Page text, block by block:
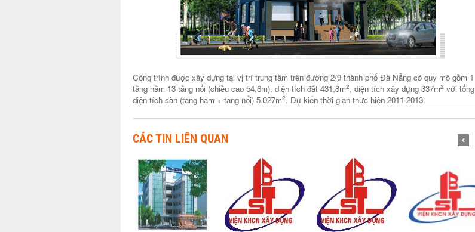
Công trình được xây dựng tại vị trí trung tâm trên đường 2/9 thành phố Đà Nẵng có quy mô gồm 1
tầng hầm 13 tầng nổi (chiều cao 54,6m), diện tích đất 431,8m2, diện tích xây dựng 337m2 với tổng
diện tích sàn (tầng hầm + tầng nổi) 5.027m2. Dự kiến thời gian thực hiện 2011-2013.
CÁC TIN LIÊN QUAN